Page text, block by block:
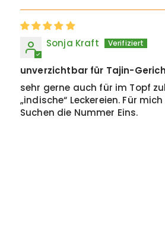
Sonja Kraft
unverzichtbar für Tajin-
sehr gerne auch für im Topf
„indische“ Leckereien. Für
Suchen die Nummer Eins.